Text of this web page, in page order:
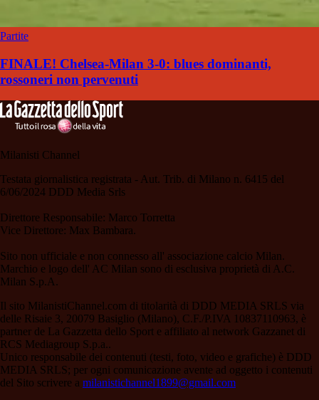
Partite
FINALE! Chelsea-Milan 3-0: blues dominanti,
rossoneri non pervenuti
Milanisti Channel
Testata giornalistica registrata - Aut. Trib. di Milano n. 6415 del
6/06/2024 DDD Media Srls
Direttore Responsabile: Marco Torretta
Vice Direttore: Max Bambara.
Sito non ufficiale e non connesso all' associazione calcio Milan.
Marchio e logo dell' AC Milan sono di esclusiva proprietà di A.C.
Milan S.p.A.
Il sito MilanistiChannel.com di titolarità di DDD MEDIA SRLS via
delle Risaie 3, 20079 Basiglio (Milano), C.F./P.IVA 10837110963, è
partner de La Gazzetta dello Sport e affiliato al network Gazzanet di
RCS Mediagroup S.p.a..
Unico responsabile dei contenuti (testi, foto, video e grafiche) è DDD
MEDIA SRLS; per ogni comunicazione avente ad oggetto i contenuti
del Sito scrivere a milanistichannel1899@gmail.com